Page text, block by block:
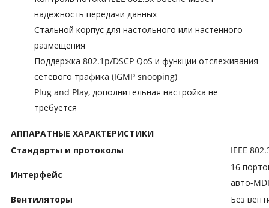
надежность передачи данных
Стальной корпус для настольного или настенного
размещения
Поддержка 802.1p/DSCP QoS и функции отслеживания
сетевого трафика (IGMP snooping)
Plug and Play, дополнительная настройка не
требуется
АППАРАТНЫЕ ХАРАКТЕРИСТИКИ
Стандарты и протоколы
IEEE
Интерфейс
16
авто-
Вентиляторы
Без